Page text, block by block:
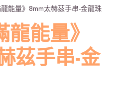
能量》8mm太赫茲手串-金龍珠
龍能量》
茲手串-金